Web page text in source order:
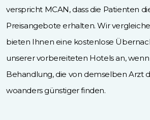
verspricht MCAN, dass die Patienten
Preisangebote erhalten. Wir
bieten Ihnen eine kostenlose
unserer vorbereiteten Hotels an, wenn
Behandlung, die von demselben Arzt
woanders günstiger finden.